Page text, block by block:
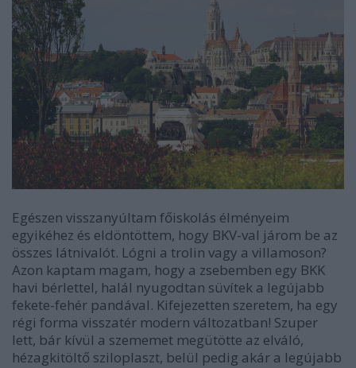
Egészen visszanyúltam főiskolás élményeim
egyikéhez és eldöntöttem, hogy BKV-val járom be az
összes látnivalót. Lógni a trolin vagy a villamoson?
Azon kaptam magam, hogy a zsebemben egy BKK
havi bérlettel, halál nyugodtan süvítek a legújabb
fekete-fehér pandával. Kifejezetten szeretem, ha egy
régi forma visszatér modern változatban! Szuper
lett, bár kívül a szememet megütötte az elváló,
hézagkitöltő sziloplaszt, belül pedig akár a legújabb